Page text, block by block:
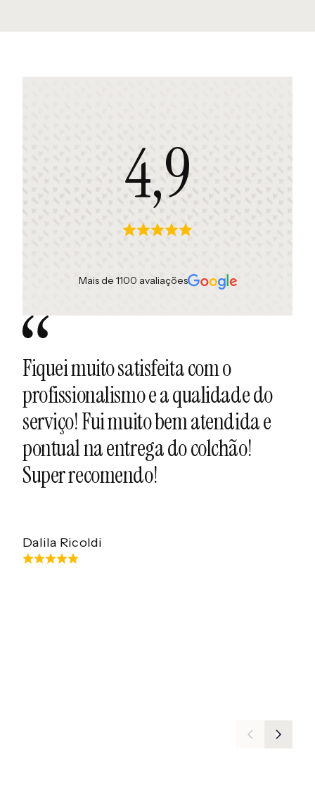
4,9
Mais de 1100 avaliações
Fiquei muito satisfeita com o
profissionalismo e a qualidade do
serviço! Fui muito bem atendida e
pontual na entrega do colchão!
Super recomendo!
Dalila Ricoldi